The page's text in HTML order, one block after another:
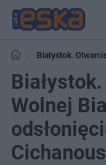
Białystok.
Swiatłana Cichanouska
Wolnej